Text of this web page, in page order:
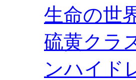
生命の世
硫黄クラ
ンハイド